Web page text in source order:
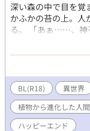
深い森の中で目を覚
かふかの苔の上。人
る。 「あぁ……、神
と騎士、そんな感
た。 ※予告なく性描
った世界で、妊娠
す。 ※元が植物なの
きます。 ※挿入だけ
主人公 ※ムーンライ
追加しました。 苦
ります。
BL(R18) 異世界
植物から進化した人
ハッピーエンド